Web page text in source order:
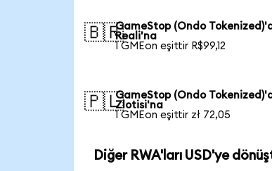
🇧🇷GameStop (Ondo
Reali'na
1 GMEon eşittir R$99,12
🇵🇱GameStop (Ondo
Zlotisi'na
1 GMEon eşittir zł 72,05
Diğer RWA'ları USD'ye